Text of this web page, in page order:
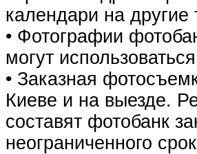
календари на другие
• Фотографии
могут
• Заказная
Киеве и на выезде.
составят фотобанк
неограниченного